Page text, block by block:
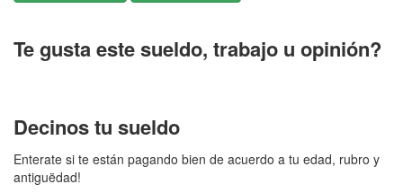
Te gusta este sueldo, trabajo u opinión?
Decinos tu sueldo
Enterate si te están pagando bien de acuerdo a tu edad, rubro y
antiguëdad!